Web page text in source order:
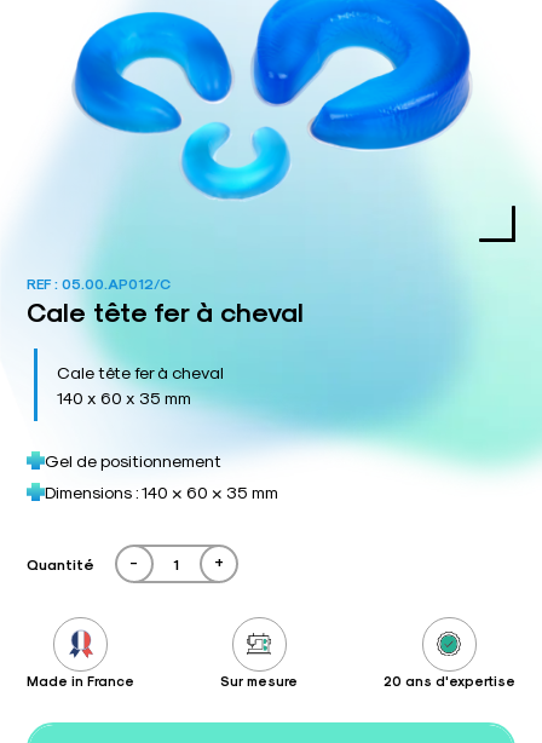
REF :05.00.AP012/C
Cale tête fer à cheval
Cale tête fer à cheval
140 x 60 x 35 mm
Gel de positionnement
Dimensions : 140 × 60 × 35 mm
Quantité - +
Made in France Sur mesure 20 ans d'expertise